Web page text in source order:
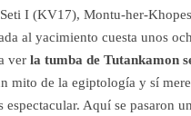
I (KV17), Montu-her-
al yacimiento cuesta unos
ver la tumba de Tutankamon
mito de la egiptología y sí
espectacular. Aquí se pasaron